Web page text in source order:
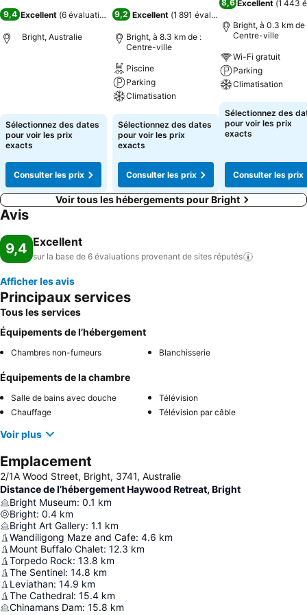
9,4 Excellent (6 évaluations)
Bright, Australie
Sélectionnez des dates
pour voir les prix
exacts
Consulter les prix
9,2 Excellent (1 891 évaluations
Bright, à 8.3 km de :
Centre-ville
Piscine
Parking
Climatisation
Consulter les prix
Sélectionnez des dates
pour voir les prix
exacts
Consulter les prix
8,6 Excellent (1 443
Bright, à 0.3 km de
Centre-ville
Wi-Fi gratuit
Parking
Climatisation
Consulter les
Sélectionnez des
pour voir les prix
exacts
Consulter les prix
Voir tous les hébergements pour Bright
Avis
9,4 Excellent
sur la base de 6 évaluations provenant de sites réputés
Afficher les avis
Principaux services
Tous les services
Équipements de l’hébergement
Chambres non-fumeurs Blanchisserie
Équipements de la chambre
Salle de bains avec douche
Télévision
Chauffage
Télévision par câble
Voir plus
Emplacement
2/1A Wood Street, Bright, 3741, Australie
Distance de l’hébergement Haywood Retreat, Bright
Bright Museum: 0.1 km
Bright: 0.4 km
Bright Art Gallery: 1.1 km
Wandiligong Maze and Cafe: 4.6 km
Mount Buffalo Chalet: 12.3 km
Torpedo Rock: 13.8 km
The Sentinel: 14.8 km
Leviathan: 14.9 km
The Cathedral: 15.4 km
Chinamans Dam: 15.8 km